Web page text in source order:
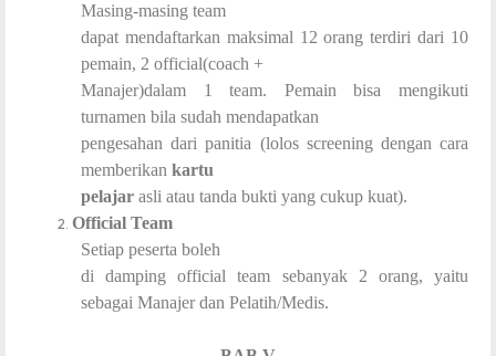
Masing-masing team
dapat mendaftarkan maksimal 12 orang terdiri dari 10
pemain, 2 official(coach +
Manajer)dalam 1 team. Pemain bisa mengikuti
turnamen bila sudah mendapatkan
pengesahan dari panitia (lolos screening dengan cara
memberikan kartu
pelajar asli atau tanda bukti yang cukup kuat).
Official Team
Setiap peserta boleh
di damping official team sebanyak 2 orang, yaitu
sebagai Manajer dan Pelatih/Medis.